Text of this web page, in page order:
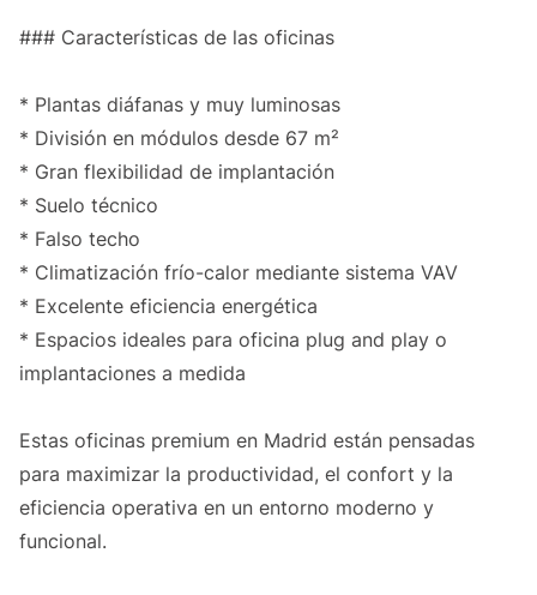
### Características de las oficinas
* Plantas diáfanas y muy luminosas
* División en módulos desde 67 m²
* Gran flexibilidad de implantación
* Suelo técnico
* Falso techo
* Climatización frío-calor mediante sistema VAV
* Excelente eficiencia energética
* Espacios ideales para oficina plug and play o
implantaciones a medida
Estas oficinas premium en Madrid están pensadas
para maximizar la productividad, el confort y la
eficiencia operativa en un entorno moderno y
funcional.